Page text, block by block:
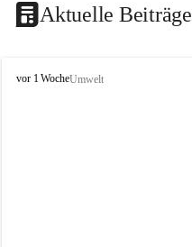
Aktuelle Beiträge
V
vor 1 WocheUmwelt